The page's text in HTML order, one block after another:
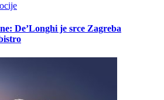
De’Longhi je srce Zagreba